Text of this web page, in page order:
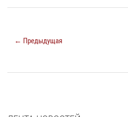
← Предыдущая